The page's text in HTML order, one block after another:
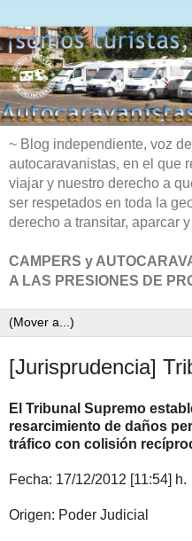
~ Blog independiente, voz
autocaravanistas, en el que
viajar y nuestro derecho a
ser respetados en toda la
derecho a transitar, aparcar
CAMPERS y
A LAS PRESIONES DE
[Jurisprudencia]
El Tribunal Supremo
resarcimiento de daños
tráfico con colisión
Fecha: 17/12/2012 [11:54] h.
Origen: Poder Judicial